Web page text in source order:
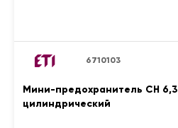
6710103
Мини-предохранитель CH
цилиндрический